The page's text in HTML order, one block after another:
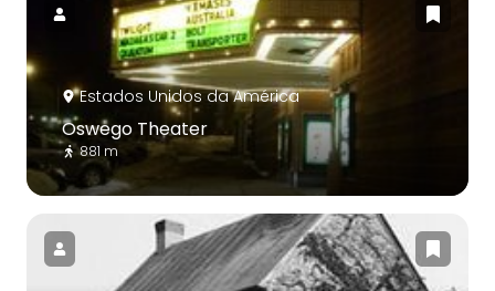
Estados Unidos da América
Oswego Theater
881 m